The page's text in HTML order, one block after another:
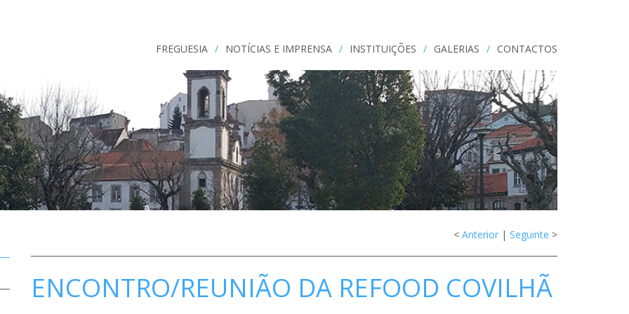
FREGUESIA / NOTÍCIAS E IMPRENSA / INSTITUIÇÕES / GALERIAS / CONTACTOS
< Anterior | Seguinte >
ENCONTRO/REUNIÃO DA REFOOD COVILHÃ